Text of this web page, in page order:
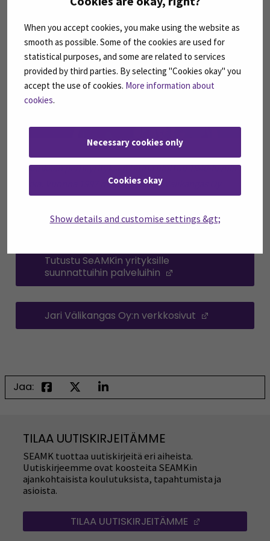
When you accept cookies, you make using the website as
smooth as possible. Some of the cookies are used for
statistical purposes, and some are related to services
provided by third parties. By selecting "Cookies okay" you
accept the use of cookies. More information about
cookies.
Necessary cookies only
Cookies okay
Show details and customise settings &gt;
Välikankaan perheyrityksen tarina ulottuu 1940-luvulle
saakka. Vuonna 1997 perustettu Jari Välikangas Oy
kuljettaa polttonesteitä Nesteen sopimusliikennöitsijänä.
Tutustu SeAMKin yrityksille
suunnattuihin palveluihin
Jari Välikangas Oy:n verkkosivut
Jaa:
TILAA UUTISKIRJEITÄMME
SEAMK tuottaa uutiskirjeitä eri aiheista.
Uutiskirjeemme ovat koosteita SEAMKin
ajankohtaisista koulutuksista, tapahtumista ja
asioista.
TILAA UUTISKIRJEITÄMME